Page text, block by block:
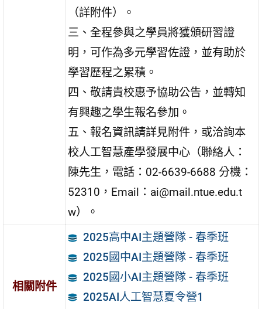
（詳附件）。
三、全程參與之學員將獲頒研習證
明，可作為多元學習佐證，並有助於
學習歷程之累積。
四、敬請貴校惠予協助公告，並轉知
有興趣之學生報名參加。
五、報名資訊請詳見附件，或洽詢本
校人工智慧產學發展中心（聯絡人：
陳先生，電話：02-6639-6688 分機：
52310，Email：ai@mail.ntue.edu.t
w）。
相關附件
2025高中AI主題營隊 - 春季班
2025國中AI主題營隊 - 春季班
2025國小AI主題營隊 - 春季班
2025AI人工智慧夏令營1